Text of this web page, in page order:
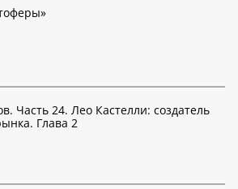
Часть 24. Лео Кастелли: создатель
Глава 2